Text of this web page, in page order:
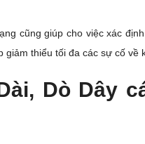
cũng giúp cho việc xác
thiểu tối đa các sự cố
Dò Dây